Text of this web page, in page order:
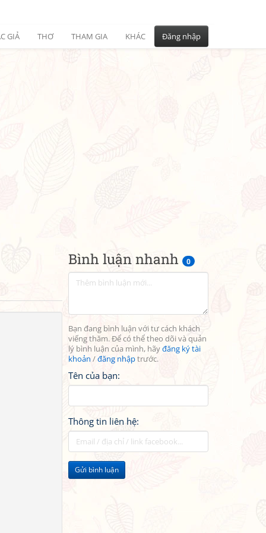
GIẢ THƠ THAM GIA KHÁC Đăng nhập
Bình luận nhanh 0
Bạn đang bình luận với tư cách khách
viếng thăm. Để có thể theo dõi và quản
lý bình luận của mình, hãyđăng ký tài
khoản /đăng nhậptrước.
Tên của bạn:
Thông tin liên hệ:
Gửi bình luận